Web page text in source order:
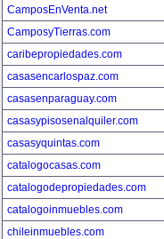
CamposEnVenta.net
CamposyTierras.com
caribepropiedades.com
casasencarlospaz.com
casasenparaguay.com
casasypisosenalquiler.com
casasyquintas.com
catalogocasas.com
catalogodepropiedades.com
catalogoinmuebles.com
chileinmuebles.com